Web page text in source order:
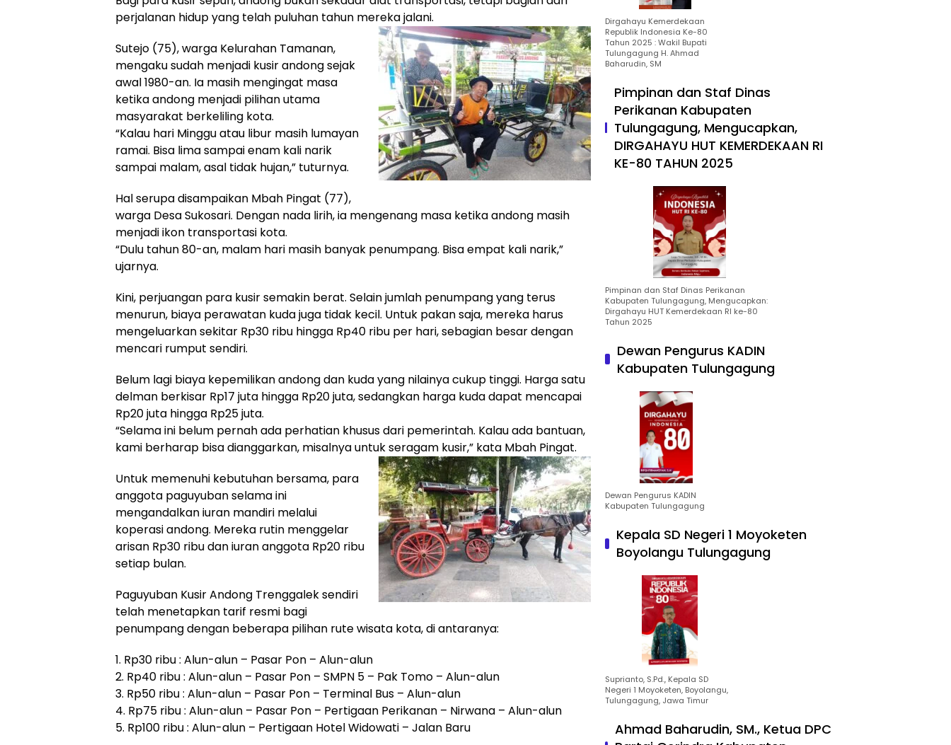
perjalanan hidup yang telah puluhan tahun mereka jalani.
Sutejo (75), warga Kelurahan Tamanan,
mengaku sudah menjadi kusir andong sejak
awal 1980-an. Ia masih mengingat masa
ketika andong menjadi pilihan utama
masyarakat berkeliling kota.
“Kalau hari Minggu atau libur masih lumayan
ramai. Bisa lima sampai enam kali narik
sampai malam, asal tidak hujan,” tuturnya.
Hal serupa disampaikan Mbah Pingat (77),
warga Desa Sukosari. Dengan nada lirih, ia mengenang masa ketika andong masih
menjadi ikon transportasi kota.
“Dulu tahun 80-an, malam hari masih banyak penumpang. Bisa empat kali narik,”
ujarnya.
Kini, perjuangan para kusir semakin berat. Selain jumlah penumpang yang terus
menurun, biaya perawatan kuda juga tidak kecil. Untuk pakan saja, mereka harus
mengeluarkan sekitar Rp30 ribu hingga Rp40 ribu per hari, sebagian besar dengan
mencari rumput sendiri.
Belum lagi biaya kepemilikan andong dan kuda yang nilainya cukup tinggi. Harga satu
delman berkisar Rp17 juta hingga Rp20 juta, sedangkan harga kuda dapat mencapai
Rp20 juta hingga Rp25 juta.
“Selama ini belum pernah ada perhatian khusus dari pemerintah. Kalau ada bantuan,
kami berharap bisa dianggarkan, misalnya untuk seragam kusir,” kata Mbah Pingat.
Untuk memenuhi kebutuhan bersama, para
anggota paguyuban selama ini
mengandalkan iuran mandiri melalui
koperasi andong. Mereka rutin menggelar
arisan Rp30 ribu dan iuran anggota Rp20 ribu
setiap bulan.
Paguyuban Kusir Andong Trenggalek sendiri
telah menetapkan tarif resmi bagi
penumpang dengan beberapa pilihan rute wisata kota, di antaranya:
1. Rp30 ribu : Alun-alun – Pasar Pon – Alun-alun
2. Rp40 ribu : Alun-alun – Pasar Pon – SMPN 5 – Pak Tomo – Alun-alun
3. Rp50 ribu : Alun-alun – Pasar Pon – Terminal Bus – Alun-alun
4. Rp75 ribu : Alun-alun – Pasar Pon – Pertigaan Perikanan – Nirwana – Alun-alun
5. Rp100 ribu : Alun-alun – Pertigaan Hotel Widowati – Jalan Baru
Dirgahayu Kemerdekaan
Republik Indonesia Ke-80
Tahun 2025 : Wakil Bupati
Tulungagung H. Ahmad
Baharudin, SM
Pimpinan dan Staf Dinas
Perikanan Kabupaten
Tulungagung, Mengucapkan,
DIRGAHAYU HUT KEMERDEKAAN RI
KE-80 TAHUN 2025
Pimpinan dan Staf Dinas Perikanan
Kabupaten Tulungagung, Mengucapkan:
Dirgahayu HUT Kemerdekaan RI ke-80
Tahun 2025
Dewan Pengurus KADIN
Kabupaten Tulungagung
Dewan Pengurus KADIN
Kabupaten Tulungagung
Kepala SD Negeri 1 Moyoketen
Boyolangu Tulungagung
Suprianto, S.Pd., Kepala SD
Negeri 1 Moyoketen, Boyolangu,
Tulungagung, Jawa Timur
Ahmad Baharudin, SM., Ketua DPC